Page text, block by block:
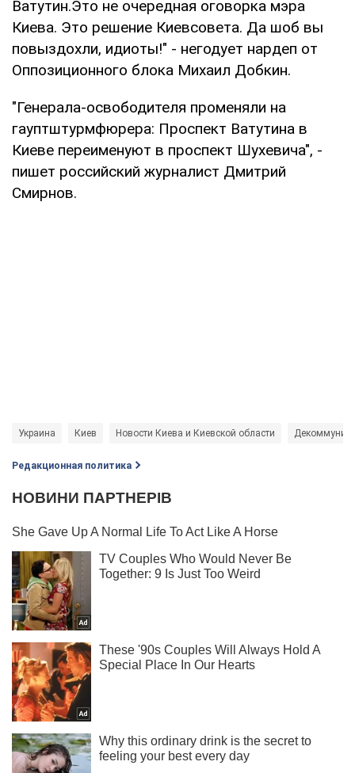
Ватутин.Это не очередная оговорка мэра
Киева. Это решение Киевсовета. Да шоб вы
повыздохли, идиоты!" - негодует нардеп от
Оппозиционного блока Михаил Добкин.
"Генерала-освободителя променяли на
гауптштурмфюрера: Проспект Ватутина в
Киеве переименуют в проспект Шухевича", -
пишет российский журналист Дмитрий
Смирнов.
Украина Киев Новости Киева и Киевской области
Редакционная политика